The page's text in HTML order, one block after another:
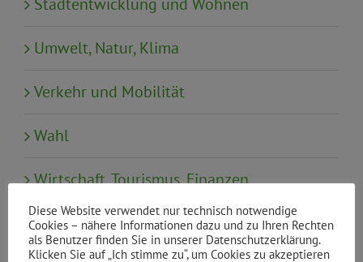
Umwelt, Natur, Klima
Verkehr und Mobilität
Wahl
Wirtschaft, Tourismus, Finanzen
Neueste Beiträge
Diese Website verwendet nur technisch notwendige
Cookies – nähere Informationen dazu und zu Ihren Rechten
als Benutzer finden Sie in unserer Datenschutzerklärung.
Klicken Sie auf „Ich stimme zu“, um Cookies zu akzeptieren